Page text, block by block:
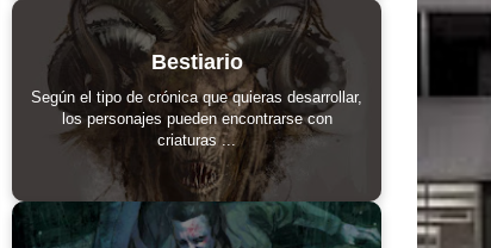
Bestiario
Según el tipo de crónica que quieras desarrollar,
los personajes pueden encontrarse con
criaturas ...